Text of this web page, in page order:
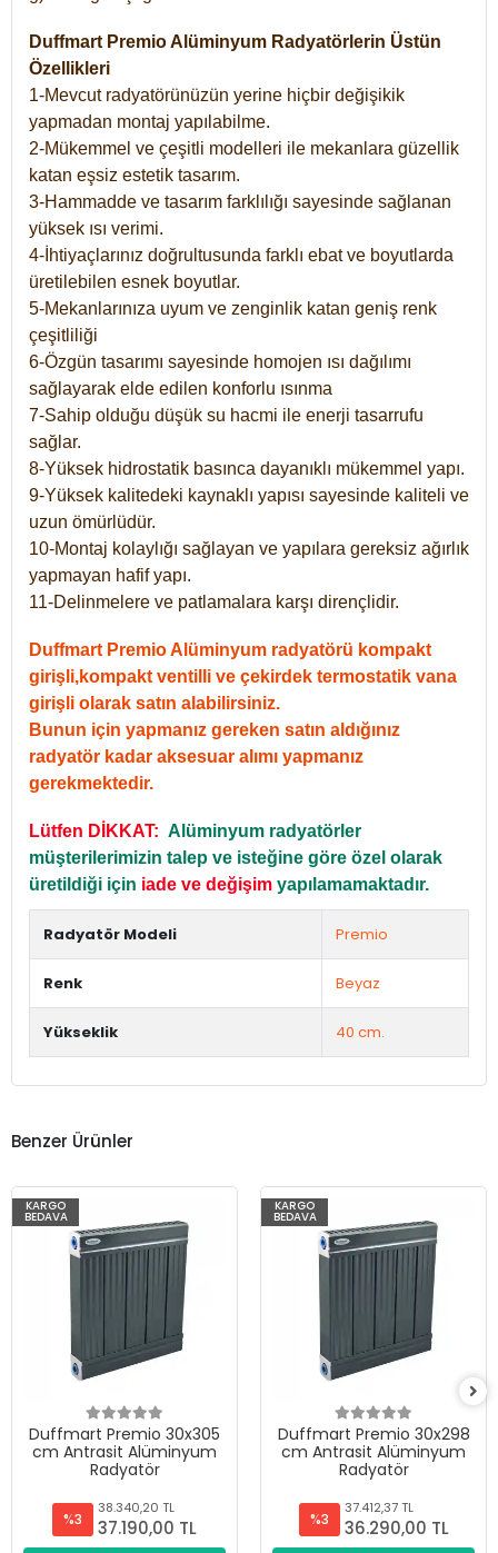
Duffmart Premio Alüminyum Radyatörlerin Üstün
Özellikleri
1-Mevcut radyatörünüzün yerine hiçbir değişikik
yapmadan montaj yapılabilme.
2-Mükemmel ve çeşitli modelleri ile mekanlara güzellik
katan eşsiz estetik tasarım.
3-Hammadde ve tasarım farklılığı sayesinde sağlanan
yüksek ısı verimi.
4-İhtiyaçlarınız doğrultusunda farklı ebat ve boyutlarda
üretilebilen esnek boyutlar.
5-Mekanlarınıza uyum ve zenginlik katan geniş renk
çeşitliliği
6-Özgün tasarımı sayesinde homojen ısı dağılımı
sağlayarak elde edilen konforlu ısınma
7-Sahip olduğu düşük su hacmi ile enerji tasarrufu
sağlar.
8-Yüksek hidrostatik basınca dayanıklı mükemmel yapı.
9-Yüksek kalitedeki kaynaklı yapısı sayesinde kaliteli ve
uzun ömürlüdür.
10-Montaj kolaylığı sağlayan ve yapılara gereksiz ağırlık
yapmayan hafif yapı.
11-Delinmelere ve patlamalara karşı dirençlidir.
Duffmart Premio Alüminyum radyatörü kompakt
girişli,kompakt ventilli ve çekirdek termostatik vana
girişli olarak satın alabilirsiniz.
Bunun için yapmanız gereken satın aldığınız
radyatör kadar aksesuar alımı yapmanız
gerekmektedir.
Lütfen DİKKAT: Alüminyum radyatörler
müşterilerimizin talep ve isteğine göre özel olarak
üretildiği için iade ve değişim yapılamamaktadır.
Radyatör Modeli Premio
Renk Beyaz
Yükseklik 40 cm.
Benzer Ürünler
KARGO
BEDAVA
Duffmart Premio 30x305
cm Antrasit Alüminyum
Radyatör
%3
38.340,20 TL
37.190,00 TL
KARGO
BEDAVA
Duffmart Premio 30x298
cm Antrasit Alüminyum
Radyatör
%3
37.412,37 TL
36.290,00 TL